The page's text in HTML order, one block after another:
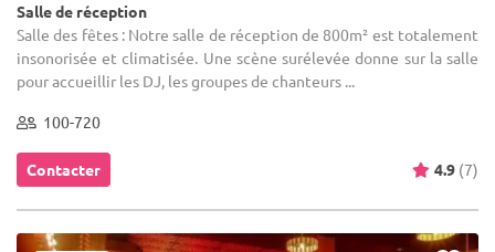
Salle de réception
Salle des fêtes : Notre salle de réception de 800m² est totalement
insonorisée et climatisée. Une scène surélevée donne sur la salle
pour accueillir les DJ, les groupes de chanteurs ...
100-720
Contacter 4.9 (7)